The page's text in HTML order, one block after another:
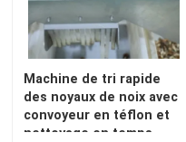
VR Show
Au sujet de nous
Machine de tri rapide
des noyaux de noix avec
convoyeur en téflon et
nettoyage en temps